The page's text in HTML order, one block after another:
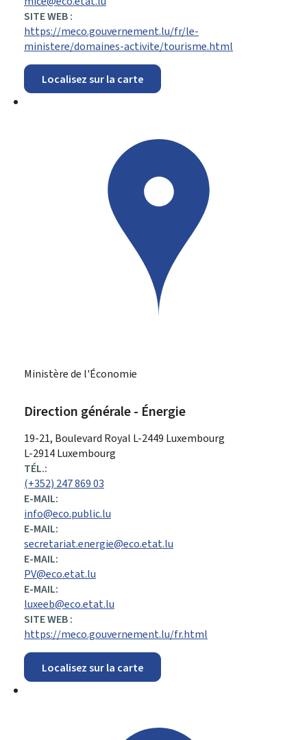
SITE WEB :
https://meco.gouvernement.lu/fr/le-
ministere/domaines-activite/tourisme.html
Localisez sur la carte
Ministère de l'Économie
Direction générale - Énergie
ADRESSE
:
19-21, Boulevard Royal L-2449 Luxembourg
L-2914 Luxembourg
TÉL.:
(+352) 247 869 03
E-MAIL:
info@eco.public.lu
E-MAIL:
secretariat.energie@eco.etat.lu
E-MAIL:
PV@eco.etat.lu
E-MAIL:
luxeeb@eco.etat.lu
SITE WEB :
https://meco.gouvernement.lu/fr.html
Localisez sur la carte